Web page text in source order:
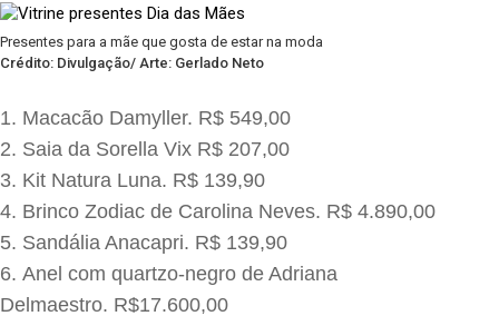
Presentes para a mãe que gosta de estar na moda
Crédito: Divulgação/ Arte: Gerlado Neto
Macacão Damyller. R$ 549,00
Saia da Sorella Vix R$ 207,00
Kit Natura Luna. R$ 139,90
Brinco Zodiac de Carolina Neves. R$ 4.890,00
Sandália Anacapri. R$ 139,90
Anel com quartzo-negro de Adriana
Delmaestro. R$17.600,00